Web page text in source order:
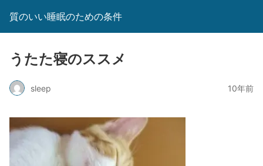
質のいい睡眠のための条件
うたた寝のススメ
sleep 10年前